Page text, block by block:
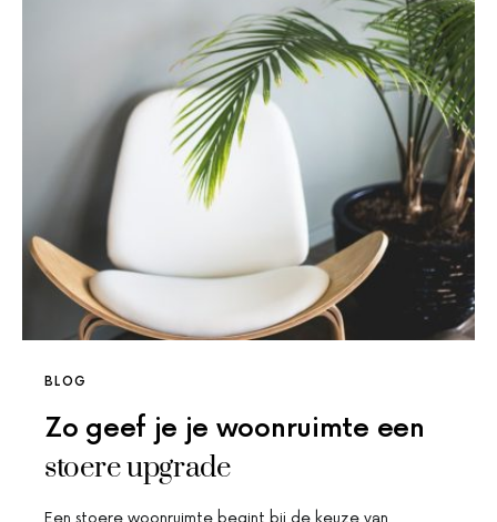
BLOG
Zo geef je je woonruimte een
stoere upgrade
Een stoere woonruimte begint bij de keuze van